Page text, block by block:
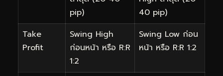
pip)
40 pip)
Take
Profit
Swing High
ก่อนหน้า หรือ R:R
1:2
Swing Low ก่อน
หน้า หรือ R:R 1:2